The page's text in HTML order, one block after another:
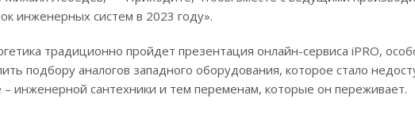
инженерных систем в 2023 году».
традиционно пройдет презентация онлайн-сервиса iPRO,
подбору аналогов западного оборудования, которое стало
инженерной сантехники и тем переменам, которые он переживает.